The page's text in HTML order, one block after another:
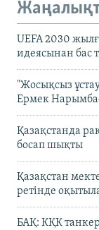
UEFA 2030
идеясынан бас
"Жосықсыз
Ермек
Қазақстанда
босап шықты
Қазақстан
ретінде
БАҚ: КҚК